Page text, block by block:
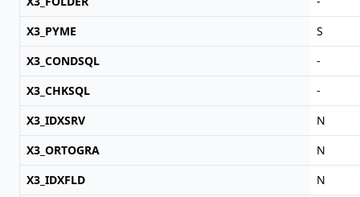
X3_PYME
S
X3_CONDSQL
-
X3_CHKSQL
-
X3_IDXSRV
N
X3_ORTOGRA
N
X3_IDXFLD
N